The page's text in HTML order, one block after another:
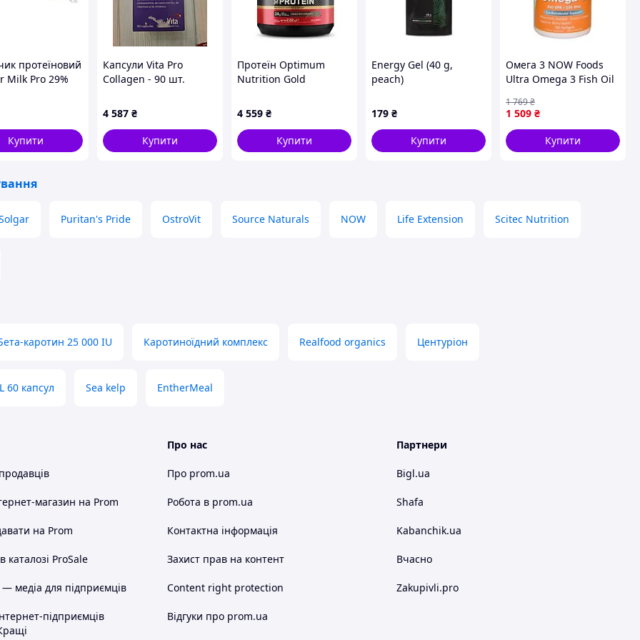
ефект.
і виникнення алергічних реакцій.
(антибактеріальні білки).
протеїновий
Milk Pro 29%
60 г
Купити
Капсули Vita Pro
Collagen - 90 шт.
4 587 ₴
Купити
Протеїн Optimum
Nutrition Gold
2040g Vanilla Ice
Cream (2024-11-0449)
4 559 ₴
Купити
Energy Gel (40 g,
peach)
179 ₴
Купити
Омега 3 NOW Foods
Ultra Omega 3 Fish Oil
1 509 ₴
1 769₴
Купити
Puritan's Pride OstroVit Source Naturals NOW Life Extension Scitec Nutrition
каротин 25 000 IU Каротиноїдний комплекс Realfood organics Центуріон
60 капсул Sea kelp EntherMeal
магазин на Prom
на Prom
каталозі ProSale
медіа для підприємців
підприємців
Про нас
Про prom.ua
Робота в prom.ua
Контактна інформація
Захист прав на контент
Content right protection
Відгуки про prom.ua
Партнери
Bigl.ua
Shafa
Kabanchik.ua
Вчасно
Zakupivli.pro